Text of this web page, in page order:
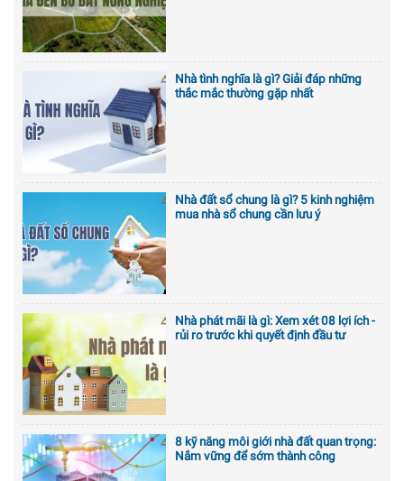
Nhà tình nghĩa là gì? Giải đáp những
thắc mắc thường gặp nhất
Nhà đất sổ chung là gì? 5 kinh nghiệm
mua nhà sổ chung cần lưu ý
Nhà phát mãi là gì: Xem xét 08 lợi ích -
rủi ro trước khi quyết định đầu tư
8 kỹ năng môi giới nhà đất quan trọng:
Nắm vững để sớm thành công